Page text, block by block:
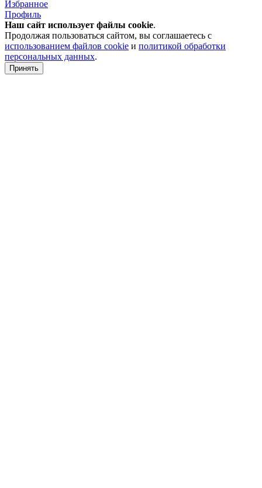
Избранное
Профиль
Наш сайт использует файлы cookie.
Продолжая пользоваться сайтом, вы соглашаетесь с
использованием файлов cookie и политикой обработки
персональных данных.
Принять